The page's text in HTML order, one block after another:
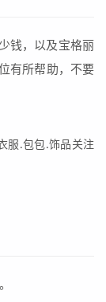
钱，以及宝格丽
有所帮助，不要
服.包包.饰品关注